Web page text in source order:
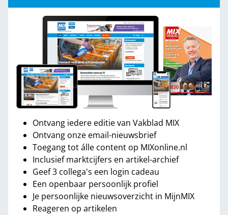
Ontvang iedere editie van Vakblad MIX
Ontvang onze email-nieuwsbrief
Toegang tot álle content op MIXonline.nl
Inclusief marktcijfers en artikel-archief
Geef 3 collega's een login cadeau
Een openbaar persoonlijk profiel
Je persoonlijke nieuwsoverzicht in MijnMIX
Reageren op artikelen